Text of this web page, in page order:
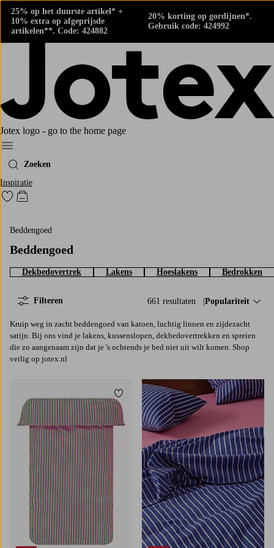
25% op het duurste artikel* +
10% extra op afgeprijsde
artikelen**. Code: 424882
20% korting op gordijnen*.
Gebruik code: 424992
Jotex logo - go to the home page
Menu
Zoeken
Inspiratie
Ga naar favoriet gemarkeerde producten
Go to checkout
Beddengoed
Beddengoed
Dekbedovertrek Lakens Hoeslakens Bedrokken
661 resultaten Sorteer op:
Populariteit
Filteren
Kruip weg in zacht beddengoed van katoen, luchtig linnen en zijdezacht
satijn. Bij ons vind je lakens, kussenslopen, dekbedovertrekken en spreien
die zo aangenaam zijn dat je 's ochtends je bed niet uit wilt komen. Shop
veilig op jotex.nl
Toevoegen aan favorieten
140X200 140X200200X220